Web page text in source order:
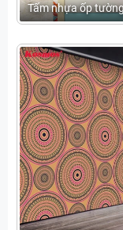
Tấm nhựa ốp